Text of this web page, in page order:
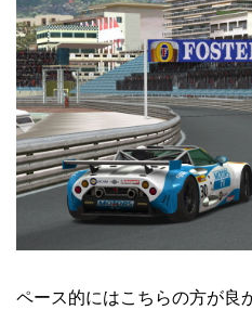
ペース的にはこちらの方が良